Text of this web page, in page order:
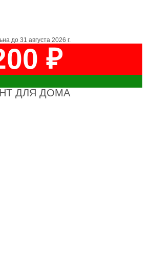
до 31 августа 2026 г.
₽
ДЛЯ ДОМА